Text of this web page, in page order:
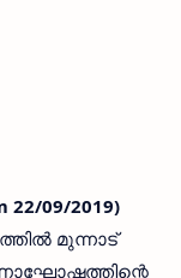
09/2019)
മുന്നാട്